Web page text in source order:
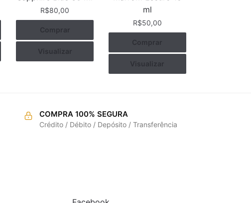
R$80,00
Comprar
Visualizar
ml
R$50,00
Comprar
Visualizar
COMPRA 100% SEGURA
Crédito / Débito / Depósito / Transferência